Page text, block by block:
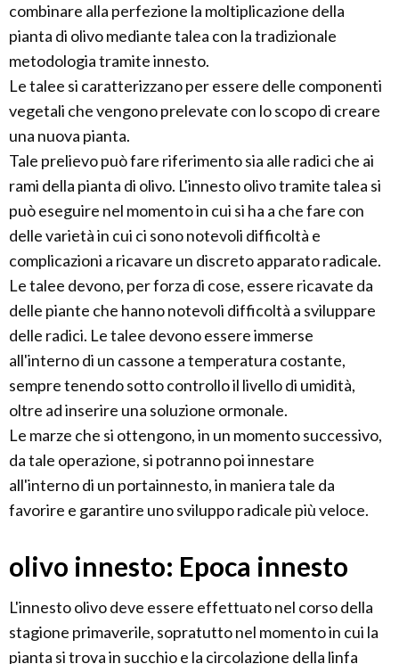
combinare alla perfezione la moltiplicazione della
pianta di olivo mediante talea con la tradizionale
metodologia tramite innesto.
Le talee si caratterizzano per essere delle componenti
vegetali che vengono prelevate con lo scopo di creare
una nuova pianta.
Tale prelievo può fare riferimento sia alle radici che ai
rami della pianta di olivo. L'innesto olivo tramite talea si
può eseguire nel momento in cui si ha a che fare con
delle varietà in cui ci sono notevoli difficoltà e
complicazioni a ricavare un discreto apparato radicale.
Le talee devono, per forza di cose, essere ricavate da
delle piante che hanno notevoli difficoltà a sviluppare
delle radici. Le talee devono essere immerse
all'interno di un cassone a temperatura costante,
sempre tenendo sotto controllo il livello di umidità,
oltre ad inserire una soluzione ormonale.
Le marze che si ottengono, in un momento successivo,
da tale operazione, si potranno poi innestare
all'interno di un portainnesto, in maniera tale da
favorire e garantire uno sviluppo radicale più veloce.
olivo innesto: Epoca innesto
L'innesto olivo deve essere effettuato nel corso della
stagione primaverile, sopratutto nel momento in cui la
pianta si trova in succhio e la circolazione della linfa